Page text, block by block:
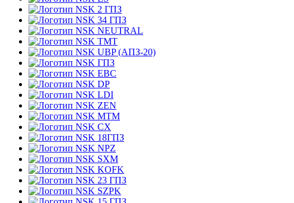
2 ГПЗ
34 ГПЗ
NEUTRAL
TMT
UBP (АПЗ-20)
ГПЗ
EBC
DP
LDI
ZEN
MTM
CX
18ГПЗ
NPZ
SXM
KOFK
23 ГПЗ
SZPK